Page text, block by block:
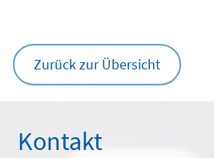
Zurück zur Übersicht
Kontakt